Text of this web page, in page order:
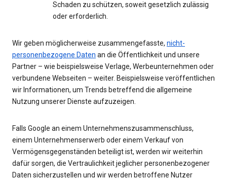
Schaden zu schützen, soweit gesetzlich zulässig
oder erforderlich.
Wir geben möglicherweise zusammengefasste, nicht-
personenbezogene Daten an die Öffentlichkeit und unsere
Partner – wie beispielsweise Verlage, Werbeunternehmen oder
verbundene Webseiten – weiter. Beispielsweise veröffentlichen
wir Informationen, um Trends betreffend die allgemeine
Nutzung unserer Dienste aufzuzeigen.
Falls Google an einem Unternehmenszusammenschluss,
einem Unternehmenserwerb oder einem Verkauf von
Vermögensgegenständen beteiligt ist, werden wir weiterhin
dafür sorgen, die Vertraulichkeit jeglicher personenbezogener
Daten sicherzustellen und wir werden betroffene Nutzer